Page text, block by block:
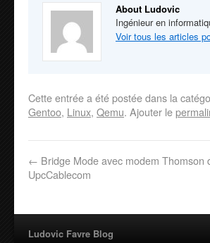
About Ludovic
Ingénieur en
Voir tous les articles
Cette entrée a été postée dans la
Gentoo, Linux, Qemu. Ajouter le
← Bridge Mode avec modem Thomson
UpcCablecom
Ludovic Favre Blog